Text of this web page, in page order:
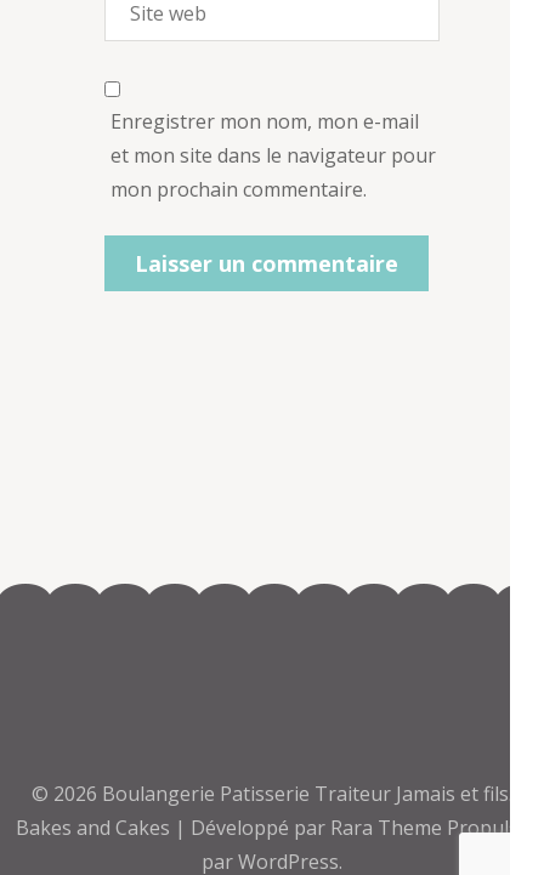
Enregistrer mon nom, mon e-mail
et mon site dans le navigateur pour
mon prochain commentaire.
© 2026 Boulangerie Patisserie Traiteur Jamais et fils
Bakes and Cakes | Développé par Rara Theme Propulsé
parWordPress.